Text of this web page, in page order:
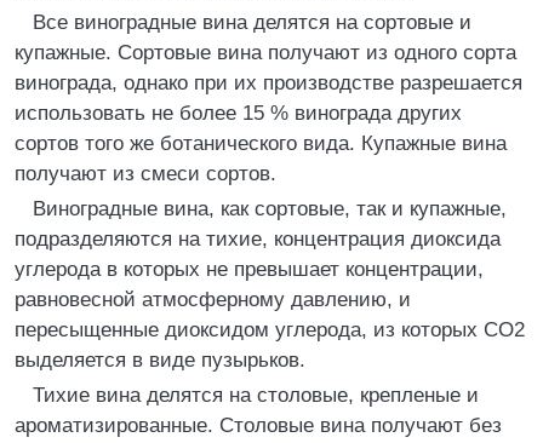
Все виноградные вина делятся на сортовые и
купажные. Сортовые вина получают из одного сорта
винограда, однако при их производстве разрешается
использовать не более 15 % винограда других
сортов того же ботанического вида. Купажные вина
получают из смеси сортов.
Виноградные вина, как сортовые, так и купажные,
подразделяются на тихие, концентрация диоксида
углерода в которых не превышает концентрации,
равновесной атмосферному давлению, и
пересыщенные диоксидом углерода, из которых СО2
выделяется в виде пузырьков.
Тихие вина делятся на столовые, крепленые и
ароматизированные. Столовые вина получают без